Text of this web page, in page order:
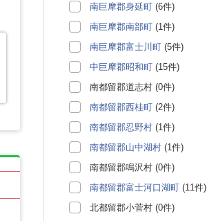
南巨摩郡身延町 (6件)
南巨摩郡南部町 (1件)
南巨摩郡富士川町 (5件)
中巨摩郡昭和町 (15件)
南都留郡道志村 (0件)
南都留郡西桂町 (2件)
南都留郡忍野村 (1件)
南都留郡山中湖村 (1件)
南都留郡鳴沢村 (0件)
南都留郡富士河口湖町 (11件)
北都留郡小菅村 (0件)